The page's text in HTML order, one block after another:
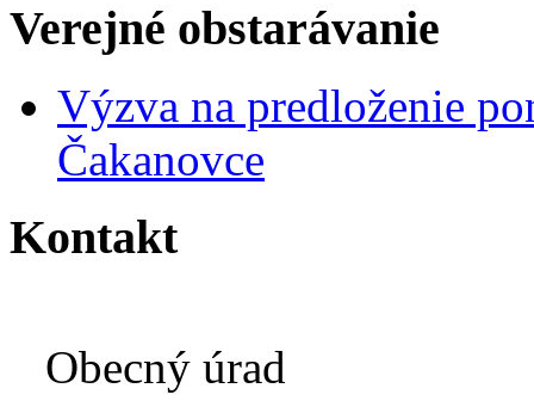
Verejné obstarávanie
Výzva na predloženie
Čakanovce
Kontakt
Obecný úrad